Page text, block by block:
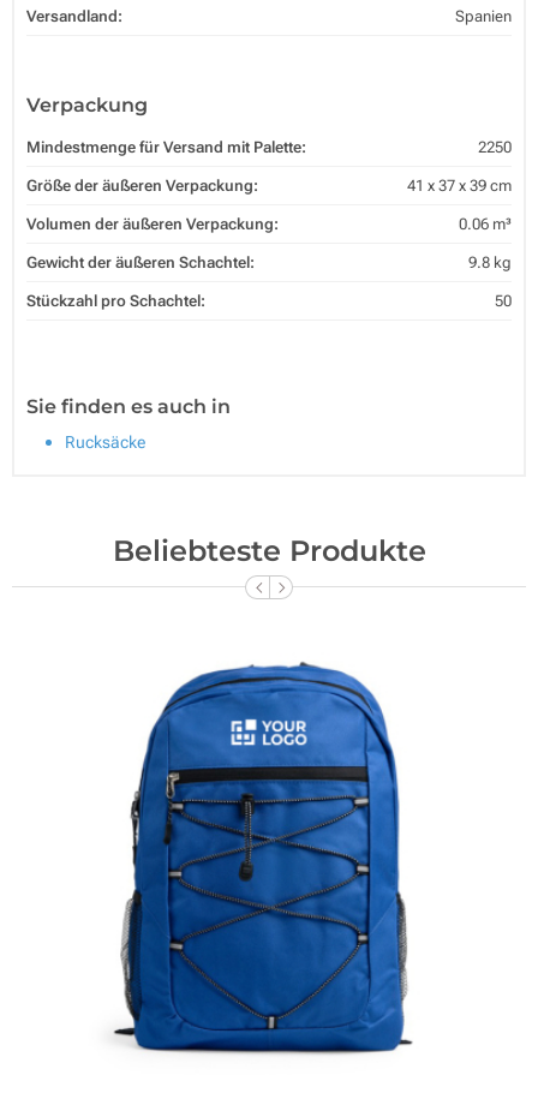
Versandland: Spanien
Verpackung
Mindestmenge für Versand mit Palette: 2250
Größe der äußeren Verpackung: 41 x 37 x 39 cm
Volumen der äußeren Verpackung: 0.06 m³
Gewicht der äußeren Schachtel: 9.8 kg
Stückzahl pro Schachtel: 50
Sie finden es auch in
Rucksäcke
Beliebteste Produkte